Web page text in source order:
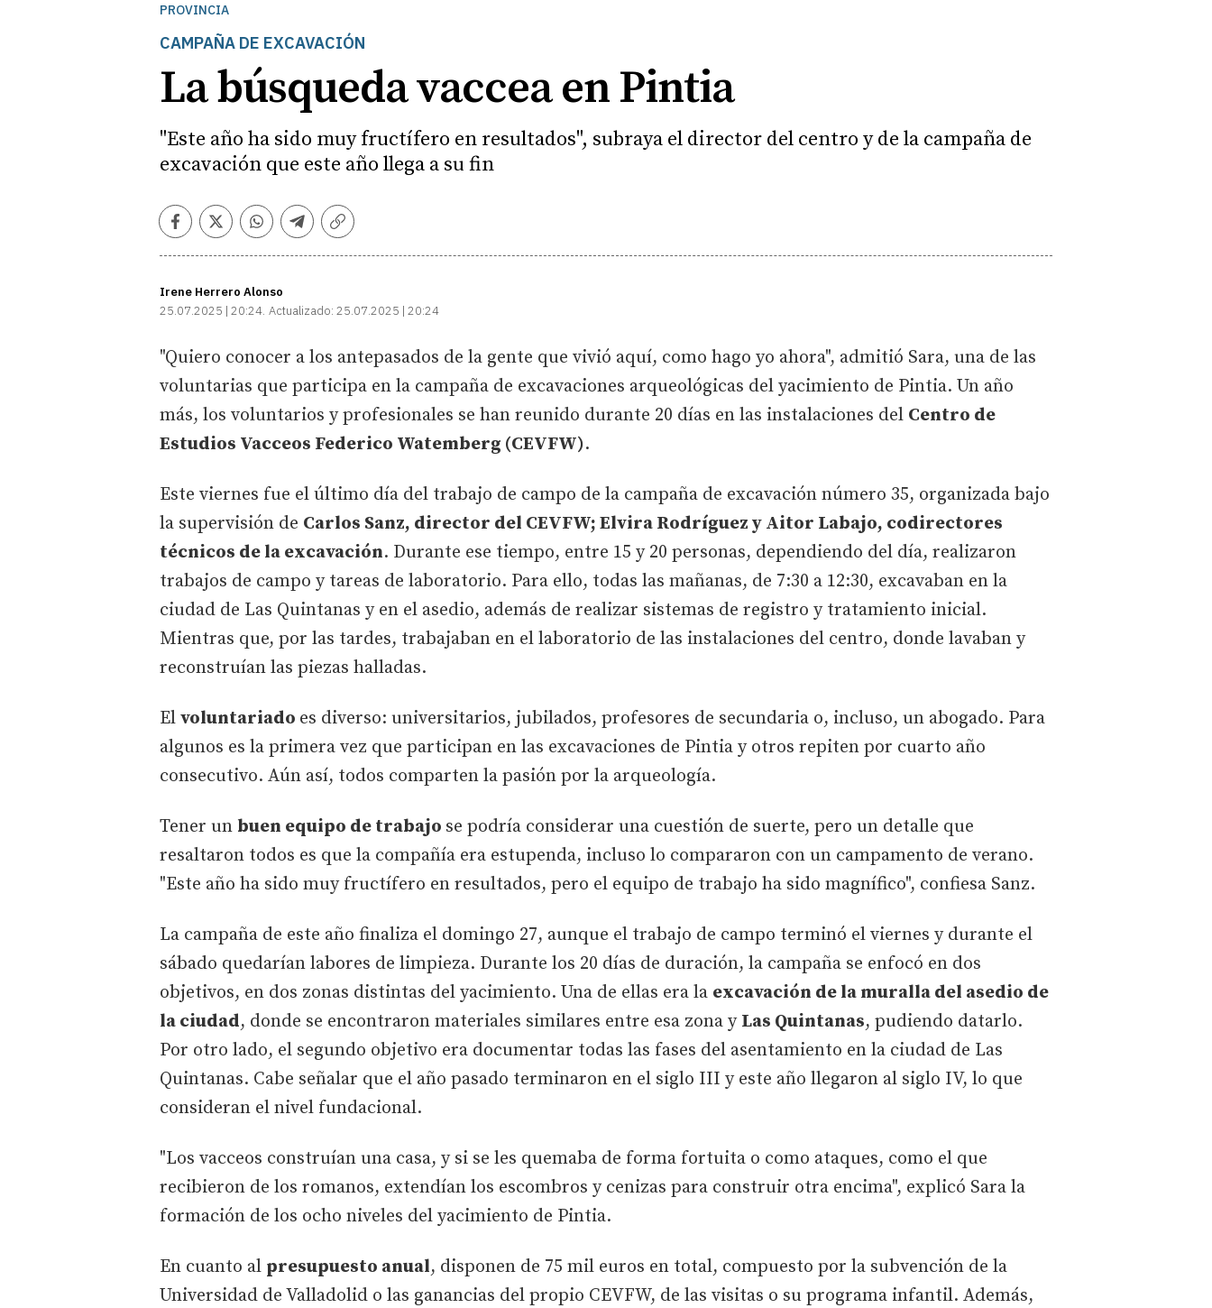
PROVINCIA
CAMPAÑA DE EXCAVACIÓN
La búsqueda vaccea en Pintia
"Este año ha sido muy fructífero en resultados", subraya el director del centro y de la campaña de
excavación que este año llega a su fin
Facebook
TwitterWhatsapp
Telegram
Copiar
Irene Herrero Alonso
25.07.2025 | 20:24 Actualizado: 25.07.2025 | 20:24
"Quiero conocer a los antepasados de la gente que vivió aquí, como hago yo ahora", admitió Sara, una de las
voluntarias que participa en la campaña de excavaciones arqueológicas del yacimiento de Pintia. Un año
más, los voluntarios y profesionales se han reunido durante 20 días en las instalaciones del Centro de
Estudios Vacceos Federico Watemberg (CEVFW).
Este viernes fue el último día del trabajo de campo de la campaña de excavación número 35, organizada bajo
la supervisión de Carlos Sanz, director del CEVFW; Elvira Rodríguez y Aitor Labajo, codirectores
técnicos de la excavación. Durante ese tiempo, entre 15 y 20 personas, dependiendo del día, realizaron
trabajos de campo y tareas de laboratorio. Para ello, todas las mañanas, de 7:30 a 12:30, excavaban en la
ciudad de Las Quintanas y en el asedio, además de realizar sistemas de registro y tratamiento inicial.
Mientras que, por las tardes, trabajaban en el laboratorio de las instalaciones del centro, donde lavaban y
reconstruían las piezas halladas.
El voluntariado es diverso: universitarios, jubilados, profesores de secundaria o, incluso, un abogado. Para
algunos es la primera vez que participan en las excavaciones de Pintia y otros repiten por cuarto año
consecutivo. Aún así, todos comparten la pasión por la arqueología.
Tener un buen equipo de trabajo se podría considerar una cuestión de suerte, pero un detalle que
resaltaron todos es que la compañía era estupenda, incluso lo compararon con un campamento de verano.
"Este año ha sido muy fructífero en resultados, pero el equipo de trabajo ha sido magnífico", confiesa Sanz.
La campaña de este año finaliza el domingo 27, aunque el trabajo de campo terminó el viernes y durante el
sábado quedarían labores de limpieza. Durante los 20 días de duración, la campaña se enfocó en dos
objetivos, en dos zonas distintas del yacimiento. Una de ellas era la excavación de la muralla del asedio de
la ciudad, donde se encontraron materiales similares entre esa zona y Las Quintanas, pudiendo datarlo.
Por otro lado, el segundo objetivo era documentar todas las fases del asentamiento en la ciudad de Las
Quintanas. Cabe señalar que el año pasado terminaron en el siglo III y este año llegaron al siglo IV, lo que
consideran el nivel fundacional.
"Los vacceos construían una casa, y si se les quemaba de forma fortuita o como ataques, como el que
recibieron de los romanos, extendían los escombros y cenizas para construir otra encima", explicó Sara la
formación de los ocho niveles del yacimiento de Pintia.
En cuanto al presupuesto anual, disponen de 75 mil euros en total, compuesto por la subvención de la
Universidad de Valladolid o las ganancias del propio CEVFW, de las visitas o su programa infantil. Además,